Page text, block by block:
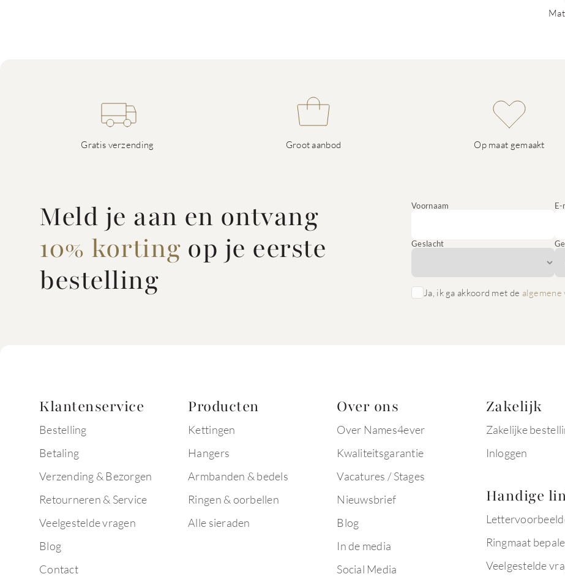
Gratis verzending Groot aanbod Op maat gemaakt
Meld je aan en ontvang
10% korting op je eerste
bestelling
Voornaam E-
Geslacht
Ja, ik ga akkoord met de algemene
Klantenservice
Bestelling
Betaling
Verzending & Bezorgen
Retourneren & Service
Veelgestelde vragen
Blog
Contact
Producten
Kettingen
Hangers
Armbanden & bedels
Ringen & oorbellen
Alle sieraden
Over ons
Over Names4ever
Kwaliteitsgarantie
Vacatures / Stages
Nieuwsbrief
Blog
In de media
Social Media
Zakelijk
Zakelijke
Inloggen
Handige
Ringmaat
Veelgestelde